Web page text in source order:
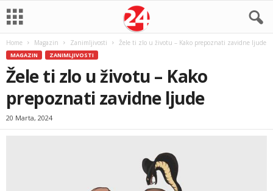
Home Magazin Zanimljivosti Žele ti zlo u životu – Kako prepoznati zavidne ljude
MAGAZIN ZANIMLJIVOSTI
Žele ti zlo u životu – Kako
prepoznati zavidne ljude
20 Marta, 2024